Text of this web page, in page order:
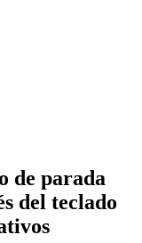
de parada
del teclado